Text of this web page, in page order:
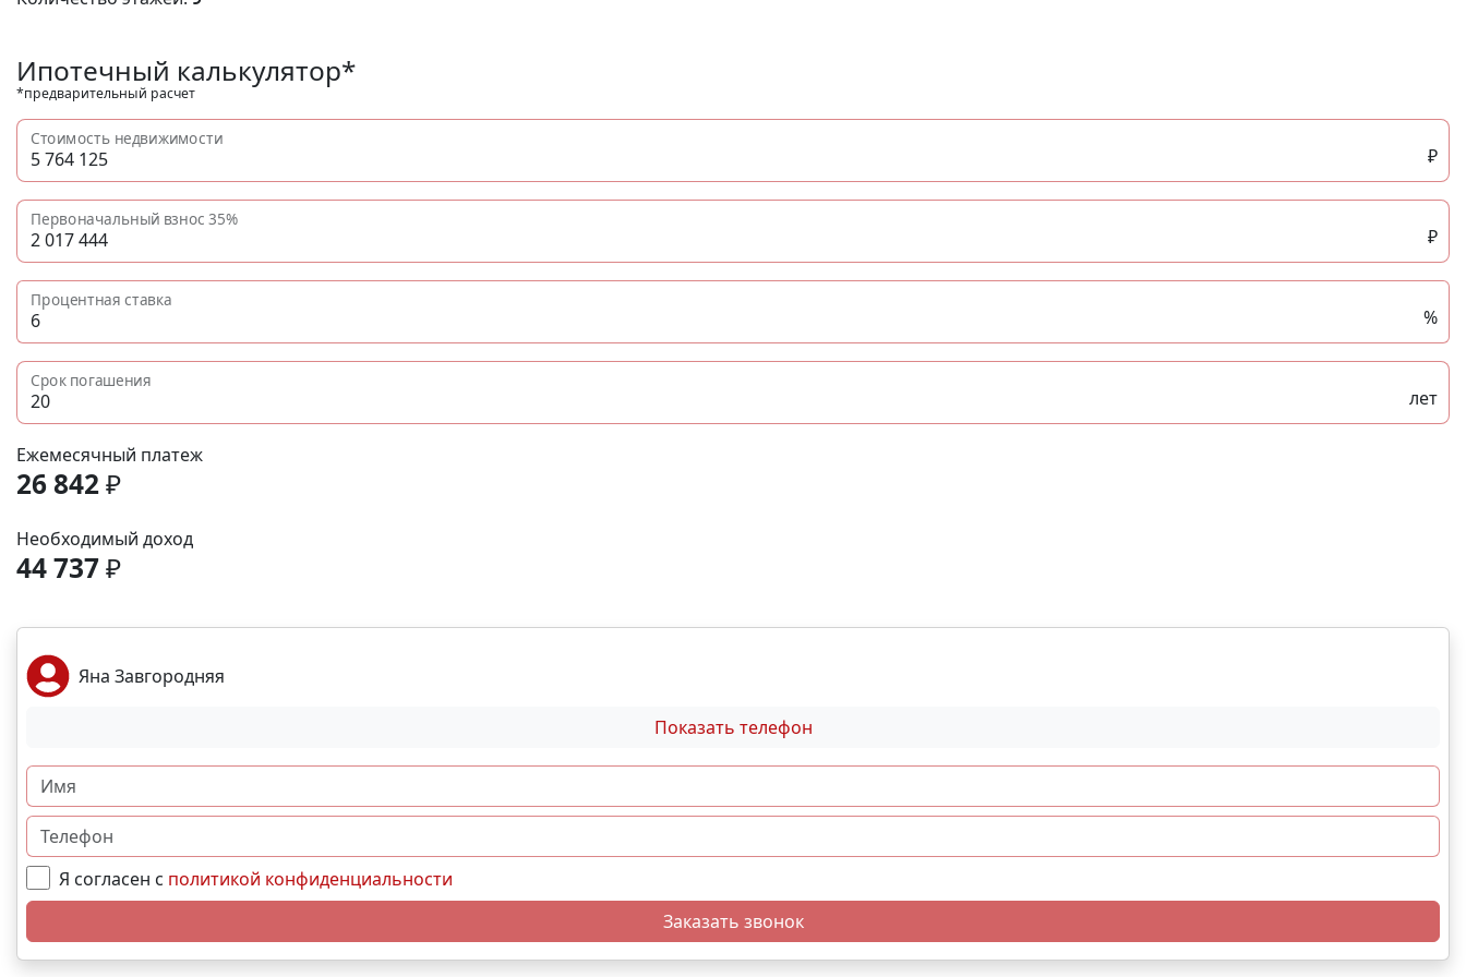
Ипотечный калькулятор*
*предварительный расчет
Стоимость недвижимости
₽
Первоначальный взнос35%
₽
Процентная ставка
%
Срок погашения
лет
Ежемесячный платеж
26 842₽
Необходимый доход
44 737₽
Яна Завгородняя
Показать телефон
Я согласен с политикой конфиденциальности
Заказать звонок